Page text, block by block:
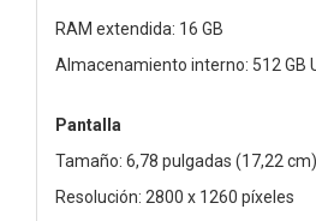
RAM extendida: 16 GB
Almacenamiento interno: 512 GB
Pantalla
Tamaño: 6,78 pulgadas (17,22 cm)
Resolución: 2800 x 1260 píxeles